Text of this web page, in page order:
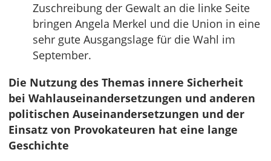
Zuschreibung der Gewalt an die linke Seite
bringen Angela Merkel und die Union in eine
sehr gute Ausgangslage für die Wahl im
September.
Die Nutzung des Themas innere Sicherheit
bei Wahlauseinandersetzungen und anderen
politischen Auseinandersetzungen und der
Einsatz von Provokateuren hat eine lange
Geschichte